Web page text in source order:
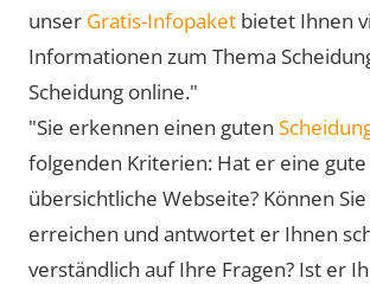
unser Gratis-Infopaket bietet Ihnen
Informationen zum Thema
Scheidung online."
"Sie erkennen einen guten
folgenden Kriterien: Hat er eine
übersichtliche Webseite? Können
erreichen und antwortet er Ihnen
verständlich auf Ihre Fragen? Ist er